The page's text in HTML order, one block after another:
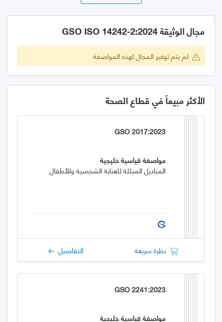
مجال الوثيقة GSO ISO 14242-2:2024
لم يتم توفير المجال لهذه المواصفة
الأكثر مبيعاً في قطاع الصحة
GSO 2017:2023
مواصفة قياسية خليجية
المناديل المبللة للعناية الشخصية وللأطفال
نظرة سريعة التفاصيل
GSO 2241:2023
مواصفة قياسية خليجية